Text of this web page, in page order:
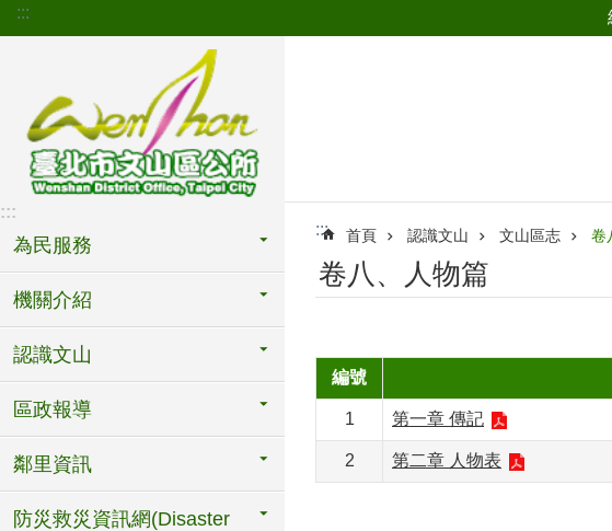
跳到主要內容區塊
:::
:::
為民服務
機關介紹
認識文山
區政報導
鄰里資訊
防災救災資訊網(Disaster
::: 首頁 認識文山 文山區志 卷
卷八、人物篇
編號
1 第一章 傳記
2 第二章 人物表